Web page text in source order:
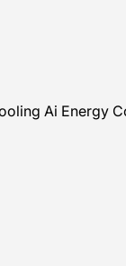
Ai Energy